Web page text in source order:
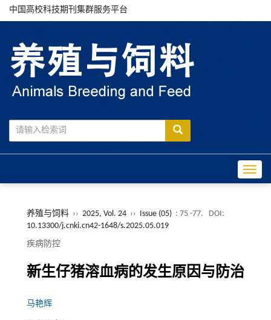
中国高校科技期刊集群服务平台
养殖与饲料 ›› 2025, Vol. 24 ›› Issue (05) : 75 -77.
DOI:
10.13300/j.cnki.cn42-1648/s.2025.05.019
疾病防控
新生仔猪溶血病的发生原因与防治
马艳辉